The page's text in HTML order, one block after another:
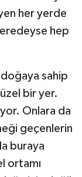
her yerde
hep
doğaya sahip
bir yer.
Onlara da
geçenlerin
buraya
ortamı